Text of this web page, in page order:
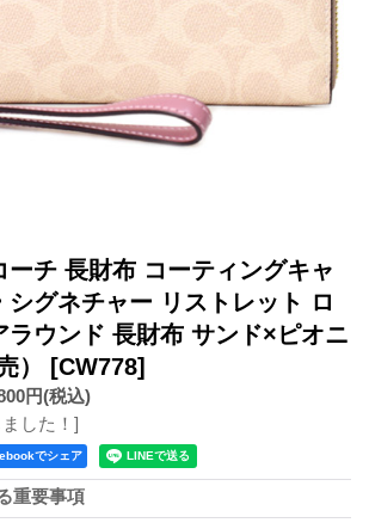
ーチ 長財布 コーティングキャ
シグネチャー リストレット ロ
ラウンド 長財布 サンド×ピオニ
） [CW778]
円(税込)
した！]
でシェア
重要事項